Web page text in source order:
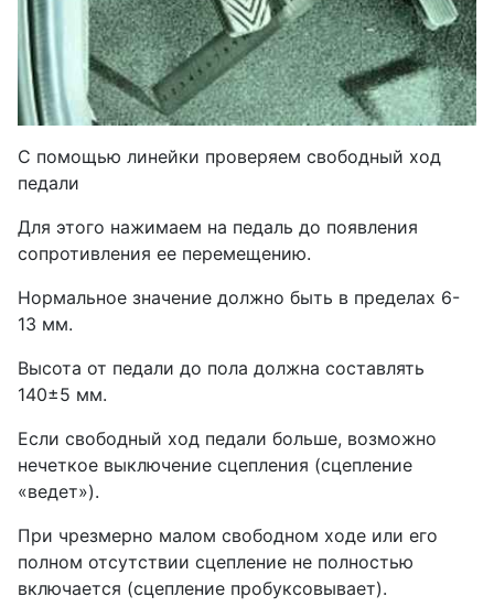
С помощью линейки проверяем свободный ход
педали
Для этого нажимаем на педаль до появления
сопротивления ее перемещению.
Нормальное значение должно быть в пределах 6-
13 мм.
Высота от педали до пола должна составлять
140±5 мм.
Если свободный ход педали больше, возможно
нечеткое выключение сцепления (сцепление
«ведет»).
При чрезмерно малом свободном ходе или его
полном отсутствии сцепление не полностью
включается (сцепление пробуксовывает).